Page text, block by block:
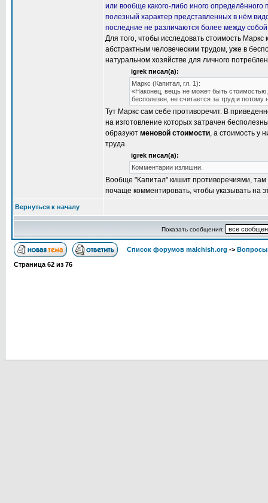
или вообще какого-либо иного определённого
полезный характер представленных в нём
последние не различаются более между собой,
Для того, чтобы исследовать стоимость
абстрактным человеческим трудом, уже в
натуральном хозяйстве для личного
igrek писал(а):
Маркс (Капитал, гл. 1):
«Наконец, вещь не может быть
бесполезен, не считается за труд и потому
Тут Маркс сам себе противоречит. В
на изготовление которых затрачен
образуют меновой стоимости, а стоимость у
труда.
igrek писал(а):
Комментарии излишни.
Вообще "Капитал" кишит противоречиями, там
почаще комментировать, чтобы указывать на
Вернуться к началу
Показать сообщения:
Список форумов malchish.org -> Вопросы
Страница 62 из 76